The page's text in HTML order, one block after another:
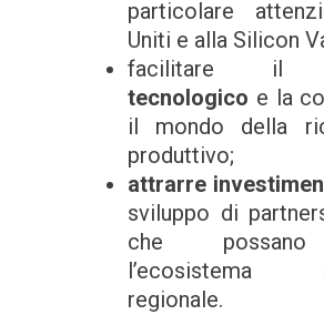
particolare
Uniti e alla Silicon
facilitare
tecnologico e la
il mondo della
produttivo;
attrarre
sviluppo di
che possano
l’ecosistema
regionale.